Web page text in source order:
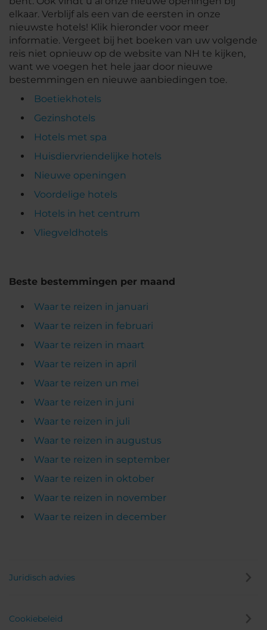
elkaar. Verblijf als een van de eersten in onze
nieuwste hotels! Klik hieronder voor meer
informatie. Vergeet bij het boeken van uw volgende
reis niet opnieuw op de website van NH te kijken,
want we voegen het hele jaar door nieuwe
bestemmingen en nieuwe aanbiedingen toe.
Boetiekhotels
Gezinshotels
Hotels met spa
Huisdiervriendelijke hotels
Nieuwe openingen
Voordelige hotels
Hotels in het centrum
Vliegveldhotels
Beste bestemmingen per maand
Waar te reizen in januari
Waar te reizen in februari
Waar te reizen in maart
Waar te reizen in april
Waar te reizen un mei
Waar te reizen in juni
Waar te reizen in juli
Waar te reizen in augustus
Waar te reizen in september
Waar te reizen in oktober
Waar te reizen in november
Waar te reizen in december
Juridisch advies
Cookiebeleid